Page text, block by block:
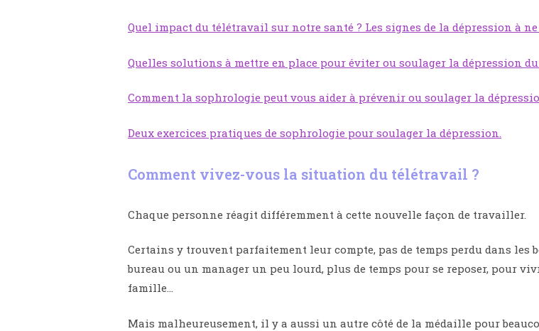
Quel impact du télétravail sur notre santé ? Les signes de la dépression à
Quelles solutions à mettre en place pour éviter ou soulager la dépression
Comment la sophrologie peut vous aider à prévenir ou soulager la
Deux exercices pratiques de sophrologie pour soulager la dépression.
Comment vivez-vous la situation du télétravail ?
Chaque personne réagit différemment à cette nouvelle façon de travailler.
Certains y trouvent parfaitement leur compte, pas de temps perdu dans les
bureau ou un manager un peu lourd, plus de temps pour se reposer, pour
famille…
Mais malheureusement, il y a aussi un autre côté de la médaille pour